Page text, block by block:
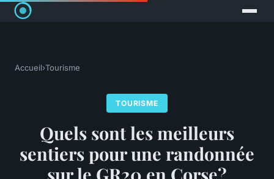
Accueil›Tourisme
TOURISME
Quels sont les meilleurs
sentiers pour une randonnée
sur le GR20 en Corse?